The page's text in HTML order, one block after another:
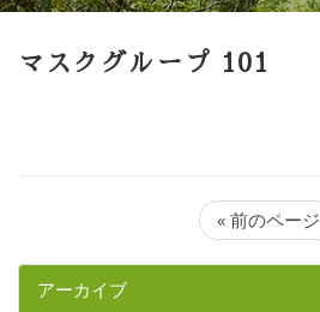
マスクグループ 101
« 前のページ
アーカイブ